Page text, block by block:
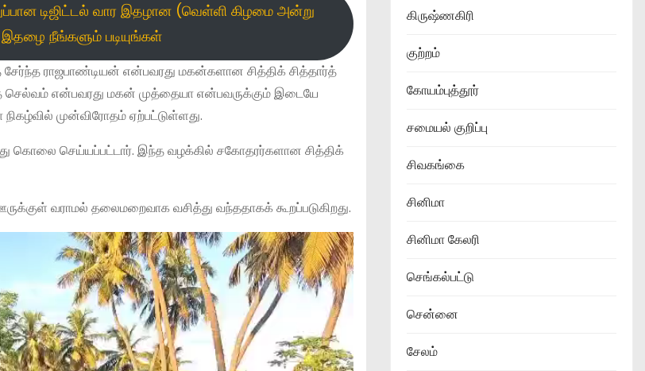
டிஜிட்டல் வார இதழான (வெள்ளி கிழமை அன்று
நீங்களும் படியுங்கள்
ராஜபாண்டியன் என்பவரது மகன்களான சித்திக் சித்தார்த்
செல்வம் என்பவரது மகன் முத்தையா என்பவருக்கும் இடையே
முன்விரோதம் ஏற்பட்டுள்ளது.
கொலை செய்யப்பட்டார். இந்த வழக்கில் சகோதரர்களான சித்திக்
வராமல் தலைமறைவாக வசித்து வந்ததாகக் கூறப்படுகிறது.
கிருஷ்ணகிரி
குற்றம்
கோயம்புத்தூர்
சமையல் குறிப்பு
சிவகங்கை
சினிமா
சினிமா கேலரி
செங்கல்பட்டு
சென்னை
சேலம்